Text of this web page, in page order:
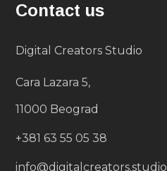
Contact us
Digital Creators Studio
Cara Lazara 5,
11000 Beograd
+381 63 55 05 38
info@digitalcreators.studio